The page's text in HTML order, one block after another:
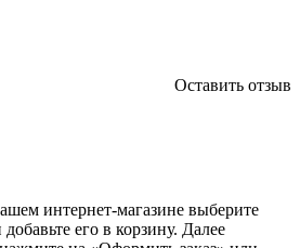
Оставить отзыв
интернет-магазине выберите
его в корзину. Далее